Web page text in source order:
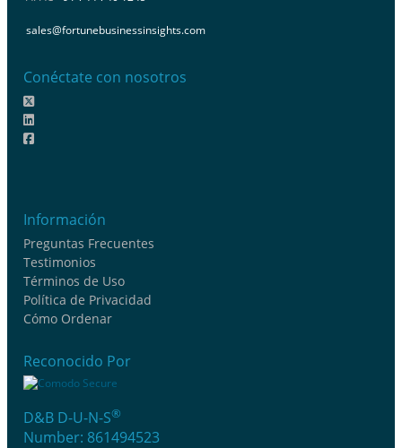
sales@fortunebusinessinsights.com
Conéctate con nosotros
Información
Preguntas Frecuentes
Testimonios
Términos de Uso
Política de Privacidad
Cómo Ordenar
Reconocido Por
D&B D-U-N-S®
Number: 861494523